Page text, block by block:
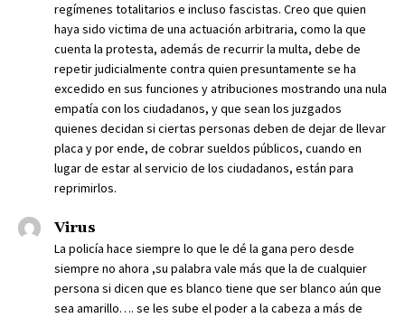
regímenes totalitarios e incluso fascistas. Creo que quien
haya sido victima de una actuación arbitraria, como la que
cuenta la protesta, además de recurrir la multa, debe de
repetir judicialmente contra quien presuntamente se ha
excedido en sus funciones y atribuciones mostrando una nula
empatía con los ciudadanos, y que sean los juzgados
quienes decidan si ciertas personas deben de dejar de llevar
placa y por ende, de cobrar sueldos públicos, cuando en
lugar de estar al servicio de los ciudadanos, están para
reprimirlos.
Virus
La policía hace siempre lo que le dé la gana pero desde
siempre no ahora ,su palabra vale más que la de cualquier
persona si dicen que es blanco tiene que ser blanco aún que
sea amarillo…. se les sube el poder a la cabeza a más de